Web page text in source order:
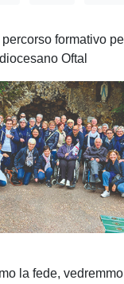
formativo
Oftal
la fede,